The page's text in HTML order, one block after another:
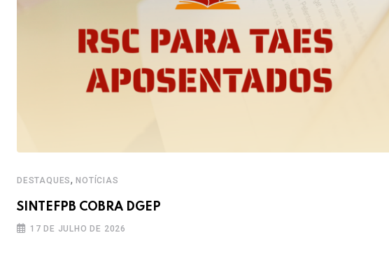
DESTAQUES,NOTÍCIAS
SINTEFPB COBRA DGEP
17 DE JULHO DE 2026